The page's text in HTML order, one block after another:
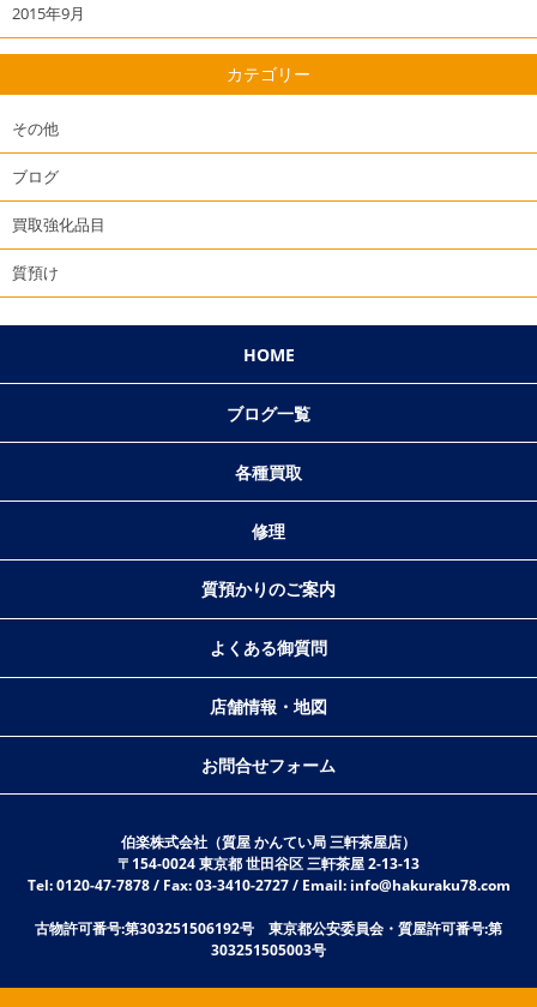
2015年9月
カテゴリー
その他
ブログ
買取強化品目
質預け
HOME
ブログ一覧
各種買取
修理
質預かりのご案内
よくある御質問
店舗情報・地図
お問合せフォーム
伯楽株式会社（質屋 かんてい局 三軒茶屋店）
〒154-0024 東京都 世田谷区 三軒茶屋 2-13-13
Tel: 0120-47-7878 / Fax: 03-3410-2727 / Email: info@hakuraku78.com
古物許可番号:第303251506192号 東京都公安委員会・質屋許可番号:第
303251505003号